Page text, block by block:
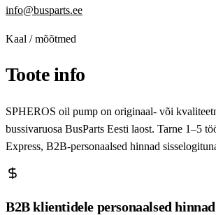
info@busparts.ee
Kaal / mõõtmed
Toote info
SPHEROS oil pump on originaal- või
bussivaruosa BusParts Eesti laost. Tarne 1–5
Express, B2B-personaalsed hinnad
B2B klientidele personaalsed hinnad